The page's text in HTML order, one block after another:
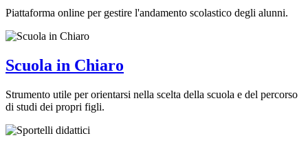
Piattaforma online per gestire l'andamento scolastico degli alunni.
Scuola in Chiaro
Strumento utile per orientarsi nella scelta della scuola e del percorso
di studi dei propri figli.